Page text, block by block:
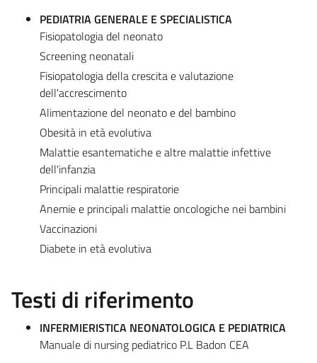
PEDIATRIA GENERALE E SPECIALISTICA
Fisiopatologia del neonato
Screening neonatali
Fisiopatologia della crescita e valutazione
dell'accrescimento
Alimentazione del neonato e del bambino
Obesità in età evolutiva
Malattie esantematiche e altre malattie infettive
dell'infanzia
Principali malattie respiratorie
Anemie e principali malattie oncologiche nei bambini
Vaccinazioni
Diabete in età evolutiva
Testi di riferimento
INFERMIERISTICA NEONATOLOGICA E PEDIATRICA
Manuale di nursing pediatrico P.L Badon CEA